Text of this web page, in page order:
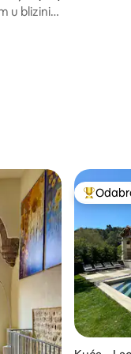
u blizini
„Odabrali gosti”
Među